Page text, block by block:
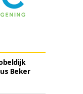
Beker